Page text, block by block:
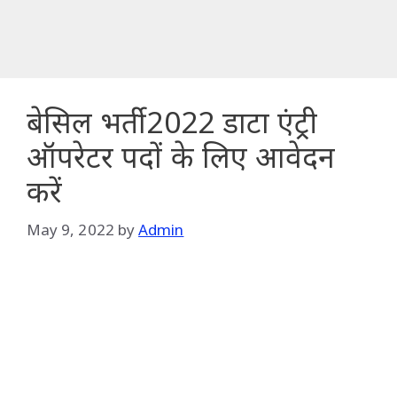
बेसिल भर्ती 2022 डाटा एंट्री
ऑपरेटर पदों के लिए आवेदन
करें
May 9, 2022 byAdmin